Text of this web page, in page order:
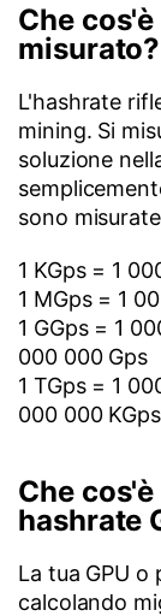
Che
misurato?
L'hashrate
mining. Si
soluzione
sono
1 KGps = 1
1 MGps = 1
1 GGps = 1
000 000 Gps
1 TGps = 1
000 000
Che
hashrate
La tua GPU
calcolando